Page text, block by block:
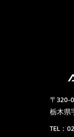
〒320-
栃木県
TEL：